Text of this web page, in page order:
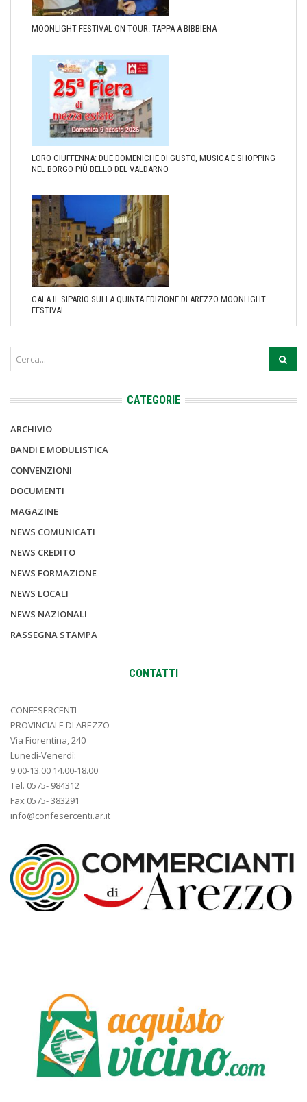
MOONLIGHT FESTIVAL ON TOUR: TAPPA A BIBBIENA
LORO CIUFFENNA: DUE DOMENICHE DI GUSTO, MUSICA E SHOPPING
NEL BORGO PIÙ BELLO DEL VALDARNO
CALA IL SIPARIO SULLA QUINTA EDIZIONE DI AREZZO MOONLIGHT
FESTIVAL
CATEGORIE
ARCHIVIO
BANDI E MODULISTICA
CONVENZIONI
DOCUMENTI
MAGAZINE
NEWS COMUNICATI
NEWS CREDITO
NEWS FORMAZIONE
NEWS LOCALI
NEWS NAZIONALI
RASSEGNA STAMPA
CONTATTI
CONFESERCENTI
PROVINCIALE DI AREZZO
Via Fiorentina, 240
Lunedì-Venerdì:
9.00-13.00 14.00-18.00
Tel. 0575- 984312
Fax 0575- 383291
info@confesercenti.ar.it